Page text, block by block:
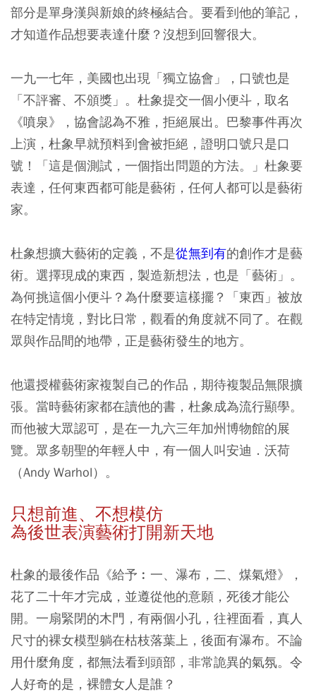
部分是單身漢與新娘的終極結合。要看到他的筆記，
才知道作品想要表達什麼？沒想到回響很大。
一九一七年，美國也出現「獨立協會」，口號也是
「不評審、不頒獎」。杜象提交一個小便斗，取名
《噴泉》，協會認為不雅，拒絕展出。巴黎事件再次
上演，杜象早就預料到會被拒絕，證明口號只是口
號！「這是個測試，一個指出問題的方法。」杜象要
表達，任何東西都可能是藝術，任何人都可以是藝術
家。
杜象想擴大藝術的定義，不是從無到有的創作才是藝
術。選擇現成的東西，製造新想法，也是「藝術」。
為何挑這個小便斗？為什麼要這樣擺？「東西」被放
在特定情境，對比日常，觀看的角度就不同了。在觀
眾與作品間的地帶，正是藝術發生的地方。
他還授權藝術家複製自己的作品，期待複製品無限擴
張。當時藝術家都在讀他的書，杜象成為流行顯學。
而他被大眾認可，是在一九六三年加州博物館的展
覽。眾多朝聖的年輕人中，有一個人叫安迪．沃荷
（Andy Warhol）。
只想前進、不想模仿
為後世表演藝術打開新天地
杜象的最後作品《給予︰一、瀑布，二、煤氣燈》，
花了二十年才完成，並遵從他的意願，死後才能公
開。一扇緊閉的木門，有兩個小孔，往裡面看，真人
尺寸的裸女模型躺在枯枝落葉上，後面有瀑布。不論
用什麼角度，都無法看到頭部，非常詭異的氣氛。令
人好奇的是，裸體女人是誰？